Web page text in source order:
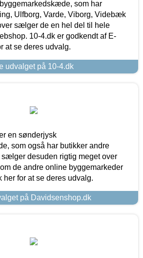
som har
Ulfborg, Varde, Viborg, Videbæk
sælger de en hel del til hele
10-4.dk er godkendt af E-
at se deres udvalg.
udvalget på 10-4.dk
en sønderjysk
som også har butikker andre
desuden rigtig meget over
de andre online byggemarkeder
her for at se deres udvalg.
på Davidsenshop.dk